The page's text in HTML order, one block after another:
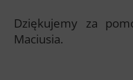
Dziękujemy za
Maciusia.